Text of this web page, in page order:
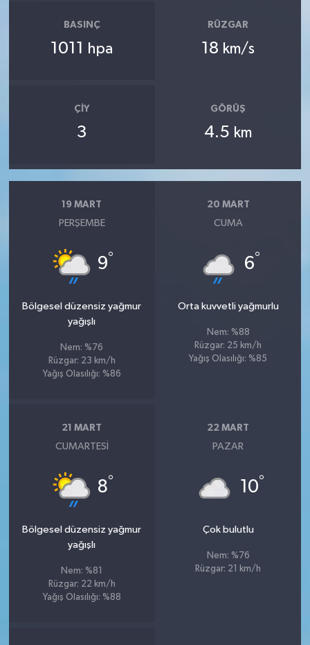
BASINÇ
1011 hpa
RÜZGAR
18 km/s
ÇIY
3
GÖRÜŞ
4.5 km
19 MART
PERŞEMBE
9°
Bölgesel düzensiz yağmur
yağışlı
Nem: %76
Rüzgar: 23 km/h
Yağış Olasılığı: %86
20 MART
CUMA
6°
Orta kuvvetli yağmurlu
Nem: %88
Rüzgar: 25 km/h
Yağış Olasılığı: %85
21 MART
CUMARTESI
8°
Bölgesel düzensiz yağmur
yağışlı
Nem: %81
Rüzgar: 22 km/h
Yağış Olasılığı: %88
22 MART
PAZAR
10°
Çok bulutlu
Nem: %76
Rüzgar: 21 km/h